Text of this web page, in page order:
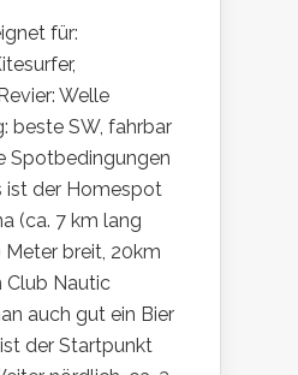
für:
Welle
beste SW, fahrbar
Spotbedingungen
ist der Homespot
(ca. 7 km lang
breit, 20km
Club Nautic
auch gut ein Bier
der Startpunkt